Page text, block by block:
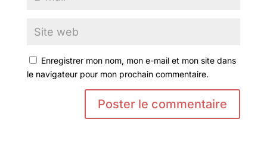
Enregistrer mon nom, mon e-mail et mon site dans
le navigateur pour mon prochain commentaire.